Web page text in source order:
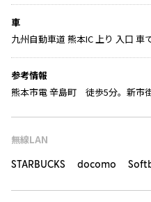
車
九州自動車道 熊本IC 上り 入口 車
参考情報
熊本市電 辛島町 徒歩5分。新市
無線LAN
STARBUCKS docomo